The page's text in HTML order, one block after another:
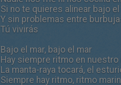
Si no te quieres alinear bajo
Y sin problemas entre
Tú vivirás
Bajo el mar, bajo el mar
Hay siempre ritmo en nuestro
La manta-raya tocará, el
Siempre hay ritmo, ritmo